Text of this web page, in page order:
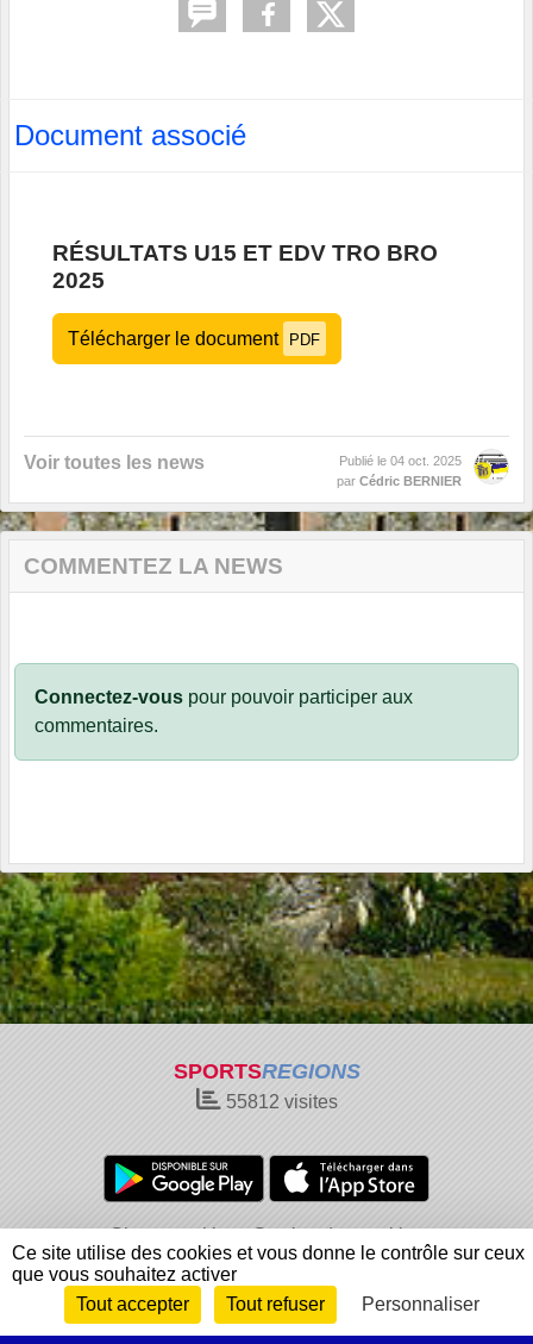
Document associé
RÉSULTATS U15 ET EDV TRO BRO
2025
Télécharger le document PDF
Voir toutes les news Publié le 04 oct. 2025
par Cédric BERNIER
COMMENTEZ LA NEWS
Connectez-vous pour pouvoir participer aux
commentaires.
SPORTSREGIONS
55812 visites
Charte cookies
Gestion des cookies
Informations légales
Signaler un contenu inapproprié
Envie de participer ? Connexion
Ce site utilise des cookies et vous donne le contrôle sur ceux
que vous souhaitez activer
Tout accepter
Tout refuser Personnaliser